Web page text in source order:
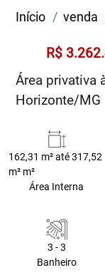
Início venda
R$
Área privativa
Horizonte/MG
162,31 m² até 317,52
m² m²
Área Interna
3 - 3
Banheiro